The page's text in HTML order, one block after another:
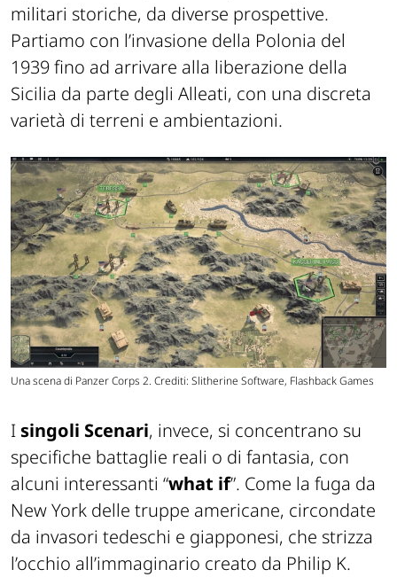
militari storiche, da diverse prospettive.
Partiamo con l’invasione della Polonia del
1939 fino ad arrivare alla liberazione della
Sicilia da parte degli Alleati, con una discreta
varietà di terreni e ambientazioni.
Una scena di Panzer Corps 2. Crediti: Slitherine Software, Flashback Games
I singoli Scenari, invece, si concentrano su
specifiche battaglie reali o di fantasia, con
alcuni interessanti “what if”. Come la fuga da
New York delle truppe americane, circondate
da invasori tedeschi e giapponesi, che strizza
l’occhio all’immaginario creato da Philip K.